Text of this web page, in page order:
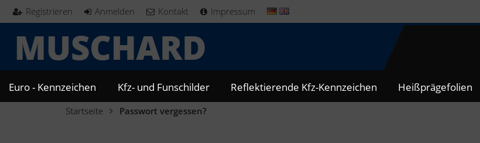
Registrieren Anmelden Kontakt Impressum
Euro - Kennzeichen Kfz- und Funschilder Reflektierende Kfz-Kennzeichen Heißprägefolien
Startseite Passwort vergessen?